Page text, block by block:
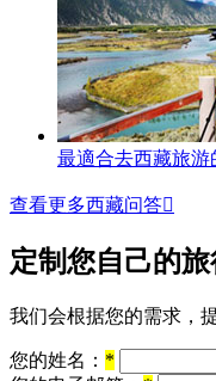
最適合去西藏旅游
查看更多西藏问答
定制您自己的
我们会根据您的需求，
您的姓名： *